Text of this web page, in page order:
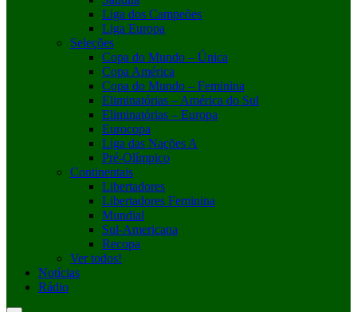
Liga dos Campeões
Liga Europa
Seleções
Copa do Mundo – Única
Copa América
Copa do Mundo – Feminina
Eliminatórias – América do Sul
Eliminatórias – Europa
Eurocopa
Liga das Nações A
Pré-Olímpico
Continentais
Libertadores
Libertadores Feminina
Mundial
Sul-Americana
Recopa
Ver todos!
Notícias
Rádio